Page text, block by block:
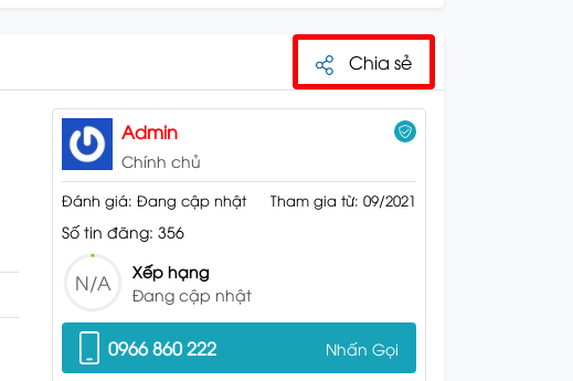
Chia sẻ
Admin
Chính chủ
Đánh giá: Đang cập nhật Tham gia từ: 09/2021
Số tin đăng: 356
N/A
Xếp hạng
Đang cập nhật
0966 860 222 Nhấn Gọi